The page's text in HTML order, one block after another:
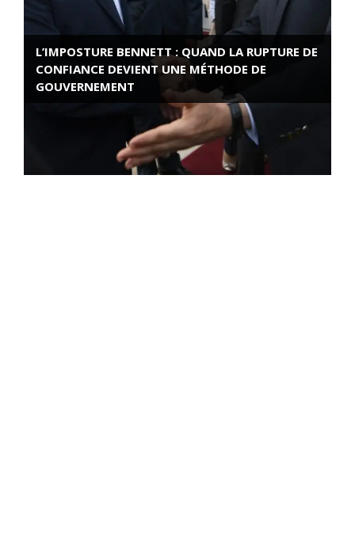
L’IMPOSTURE BENNETT : QUAND LA RUPTURE DE
CONFIANCE DEVIENT UNE MÉTHODE DE
GOUVERNEMENT
ROSE VALLAND, HEROÏNE DE LA RESISTANCE